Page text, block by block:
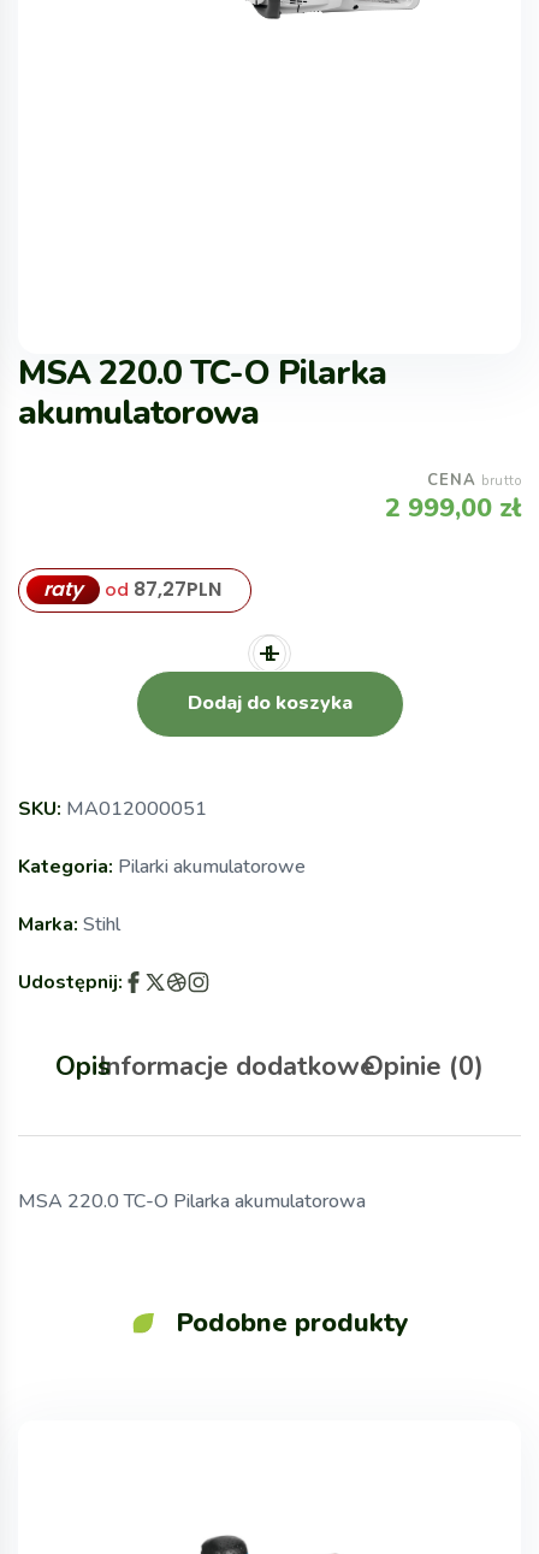
MSA 220.0 TC-O Pilarka
akumulatorowa
CENA brutto
2 999,00 zł
raty od 87,27PLN
Dodaj do koszyka
SKU: MA012000051
Kategoria: Pilarki akumulatorowe
Marka: Stihl
Udostępnij:
OpisInformacje dodatkoweOpinie (0)
MSA 220.0 TC-O Pilarka akumulatorowa
Podobne produkty